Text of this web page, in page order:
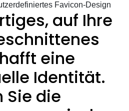
Favicon-Design
auf Ihre
eine
Identität.
Sie die